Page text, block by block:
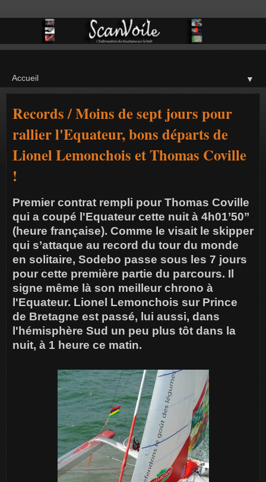
▼
Records / Moins de sept jours pour
rallier l'Equateur, bons départs de
Lionel Lemonchois et Thomas Coville
!
Premier contrat rempli pour Thomas Coville
qui a coupé l'Equateur cette nuit à 4h01’50’’
(heure française). Comme le visait le skipper
qui s’attaque au record du tour du monde
en solitaire, Sodebo passe sous les 7 jours
pour cette première partie du parcours. Il
signe même là son meilleur chrono à
l'Equateur. Lionel Lemonchois sur Prince
de Bretagne est passé, lui aussi, dans
l'hémisphère Sud un peu plus tôt dans la
nuit, à 1 heure ce matin.